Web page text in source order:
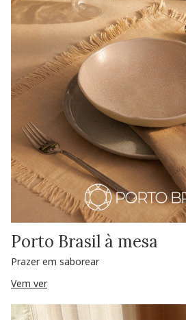
Porto Brasil à mesa
Prazer em saborear
Vem ver